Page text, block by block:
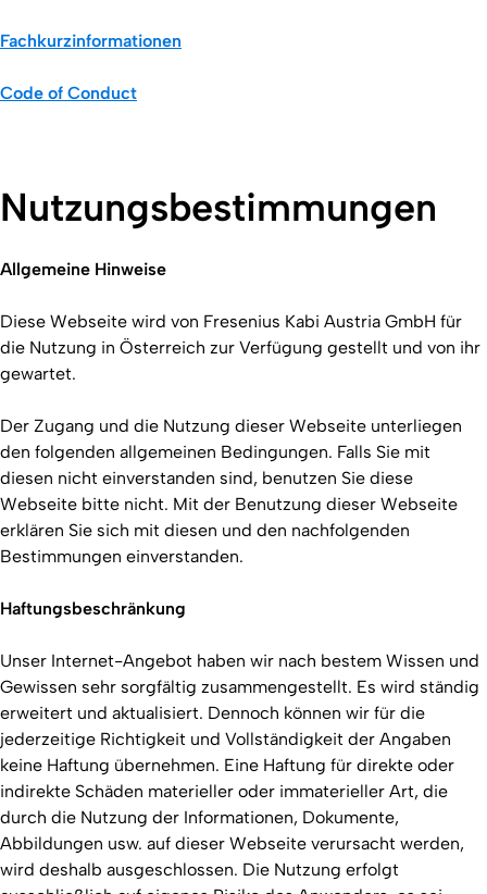
Fachkurzinformationen
Code of Conduct
Nutzungsbestimmungen
Allgemeine Hinweise
Diese Webseite wird von Fresenius Kabi Austria GmbH für
die Nutzung in Österreich zur Verfügung gestellt und von ihr
gewartet.
Der Zugang und die Nutzung dieser Webseite unterliegen
den folgenden allgemeinen Bedingungen. Falls Sie mit
diesen nicht einverstanden sind, benutzen Sie diese
Webseite bitte nicht. Mit der Benutzung dieser Webseite
erklären Sie sich mit diesen und den nachfolgenden
Bestimmungen einverstanden.
Haftungsbeschränkung
Unser Internet-Angebot haben wir nach bestem Wissen und
Gewissen sehr sorgfältig zusammengestellt. Es wird ständig
erweitert und aktualisiert. Dennoch können wir für die
jederzeitige Richtigkeit und Vollständigkeit der Angaben
keine Haftung übernehmen. Eine Haftung für direkte oder
indirekte Schäden materieller oder immaterieller Art, die
durch die Nutzung der Informationen, Dokumente,
Abbildungen usw. auf dieser Webseite verursacht werden,
wird deshalb ausgeschlossen. Die Nutzung erfolgt